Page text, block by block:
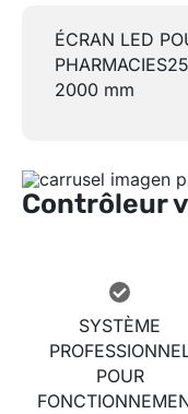
ÉCRAN LED
PHARMACIES
2000 mm
Contrôleur
SYSTÈME
POUR